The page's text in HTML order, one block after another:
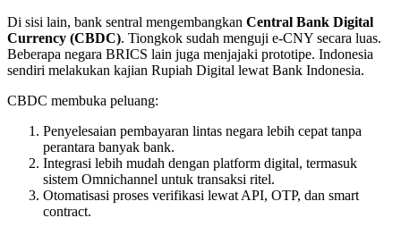
Di sisi lain, bank sentral mengembangkan Central Bank Digital
Currency (CBDC). Tiongkok sudah menguji e-CNY secara luas.
Beberapa negara BRICS lain juga menjajaki prototipe. Indonesia
sendiri melakukan kajian Rupiah Digital lewat Bank Indonesia.
CBDC membuka peluang:
Penyelesaian pembayaran lintas negara lebih cepat tanpa
perantara banyak bank.
Integrasi lebih mudah dengan platform digital, termasuk
sistem Omnichannel untuk transaksi ritel.
Otomatisasi proses verifikasi lewat API, OTP, dan smart
contract.